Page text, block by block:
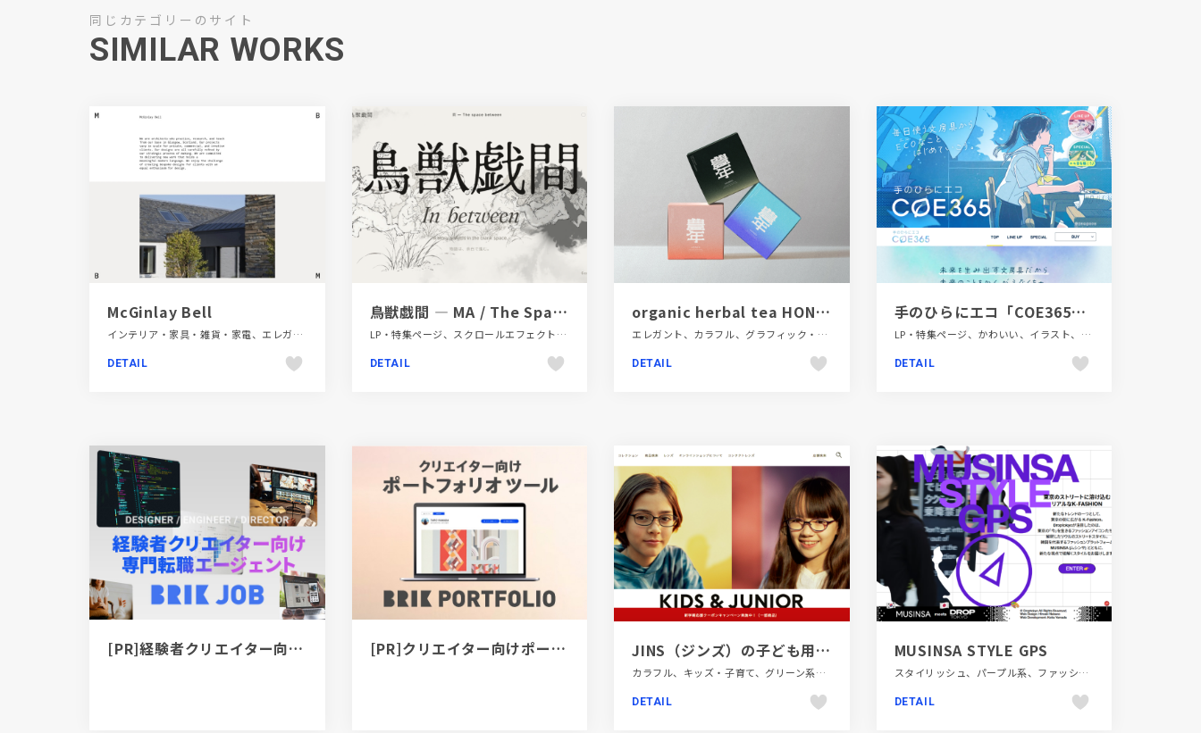
同じカテゴリーのサイト
SIMILAR WORKS
McGinlay Bell
インテリア・家具・雑貨・家電、エレガント、ギャラリー風、コーポレートサイト、シンプル、スタイリッシュ、タイポグラフィー、ベージュ・ゴールド系、大きめ写真、海外サイト
DETAIL
鳥獣戯間 — MA / The Space Between
LP・特集ページ、スクロールエフェクト、デザイン・アート・音楽・文芸、ベージュ・ゴールド系、モーション多め、日本テイスト
DETAIL
organic herbal tea HONEN
エレガント、カラフル、グラフィック・ロゴ、シンプル、フラットデザイン、単色・モノクロ、飲料・食品
DETAIL
手のひらにエコ「COE365（コエサンロクゴ）」｜毎日使う文房具からECO（エコ）なことはじめていこう。｜プラス株式会社ステーショナリーカンパニー（PLUS-Stationery）
LP・特集ページ、かわいい、イラスト、ナチュラル、ホワイト系、第一次産業・SDGs・地方創生
DETAIL
[PR]経験者クリエイター向け転職カウンセリング｜デザイナー / ディレクター / エンジニア [PR]クリエイター向けポートフォリオツール｜BRIK PORTFOLIO JINS（ジンズ）の子ども用メガネ | JINS - 眼鏡（メガネ・めがね）
カラフル、キッズ・子育て、グリーン系、シンプル、ファッション・ビューティー、ブランド・サービスサイト、ホワイト系、レッド系、大きめ写真
DETAIL
MUSINSA STYLE GPS
スタイリッシュ、パープル系、ファッション・ビューティー、ブランド・サービスサイト、ポップ、大きめ写真
DETAIL